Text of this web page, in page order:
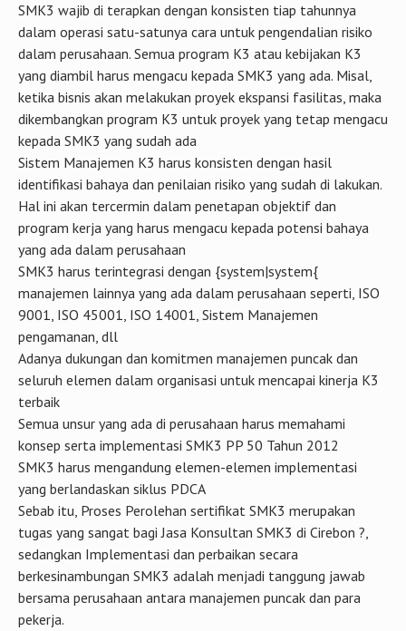
SMK3 wajib di terapkan dengan konsisten tiap tahunnya
dalam operasi satu-satunya cara untuk pengendalian risiko
dalam perusahaan. Semua program K3 atau kebijakan K3
yang diambil harus mengacu kepada SMK3 yang ada. Misal,
ketika bisnis akan melakukan proyek ekspansi fasilitas, maka
dikembangkan program K3 untuk proyek yang tetap mengacu
kepada SMK3 yang sudah ada
Sistem Manajemen K3 harus konsisten dengan hasil
identifikasi bahaya dan penilaian risiko yang sudah di lakukan.
Hal ini akan tercermin dalam penetapan objektif dan
program kerja yang harus mengacu kepada potensi bahaya
yang ada dalam perusahaan
SMK3 harus terintegrasi dengan {system|system{
manajemen lainnya yang ada dalam perusahaan seperti, ISO
9001, ISO 45001, ISO 14001, Sistem Manajemen
pengamanan, dll
Adanya dukungan dan komitmen manajemen puncak dan
seluruh elemen dalam organisasi untuk mencapai kinerja K3
terbaik
Semua unsur yang ada di perusahaan harus memahami
konsep serta implementasi SMK3 PP 50 Tahun 2012
SMK3 harus mengandung elemen-elemen implementasi
yang berlandaskan siklus PDCA
Sebab itu, Proses Perolehan sertifikat SMK3 merupakan
tugas yang sangat bagi Jasa Konsultan SMK3 di Cirebon ?,
sedangkan Implementasi dan perbaikan secara
berkesinambungan SMK3 adalah menjadi tanggung jawab
bersama perusahaan antara manajemen puncak dan para
pekerja.